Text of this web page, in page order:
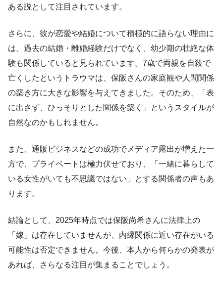
ある説として注目されています。
さらに、彼が恋愛や結婚について積極的に語らない理由に
は、過去の結婚・離婚経験だけでなく、幼少期の壮絶な体
験も関係していると見られています。7歳で両親を自殺で
亡くしたというトラウマは、保阪さんの家庭観や人間関係
の築き方に大きな影響を与えてきました。そのため、「表
に出さず、ひっそりとした関係を築く」というスタイルが
自然なのかもしれません。
また、通販ビジネスなどの成功でメディア露出が増えた一
方で、プライベートは極力伏せており、「一緒に暮らして
いる女性がいても不思議ではない」とする関係者の声もあ
ります。
結論として、2025年時点では保阪尚希さんに法律上の
「嫁」は存在していませんが、内縁関係に近い存在がいる
可能性は否定できません。今後、本人から何らかの発表が
あれば、さらなる注目が集まることでしょう。